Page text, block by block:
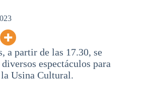
a partir de las 17.30, se
espectáculos para
Usina Cultural.